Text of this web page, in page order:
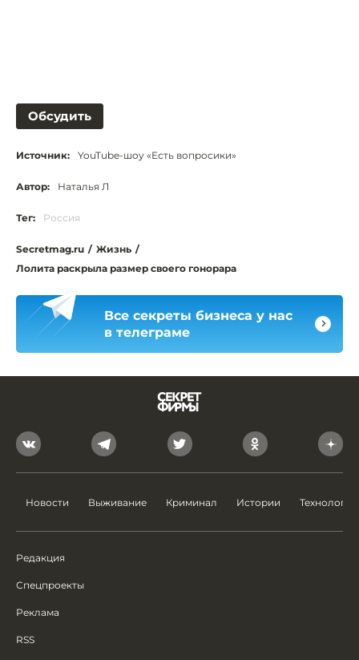
Обсудить
Источник: YouTube-шоу «Есть вопросики»
Автор: Наталья Л
Тег: Россия
Secretmag.ru / Жизнь /
Лолита раскрыла размер своего гонорара
Все секреты бизнеса у нас
в телеграме
Новости Выживание Криминал Истории Технологии
Редакция
Спецпроекты
Реклама
RSS